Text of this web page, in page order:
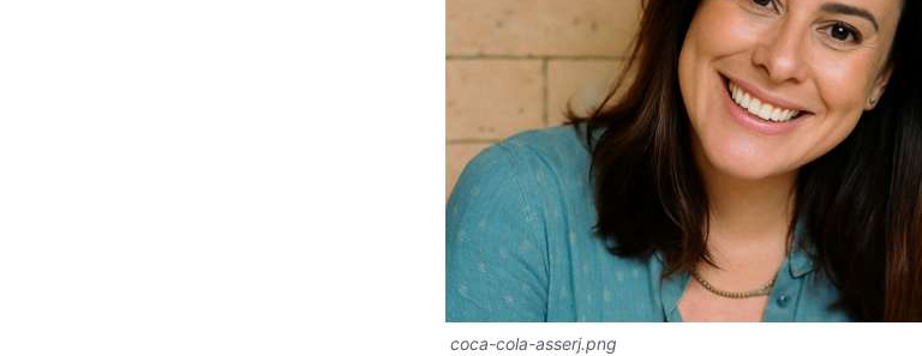
coca-cola-asserj.png